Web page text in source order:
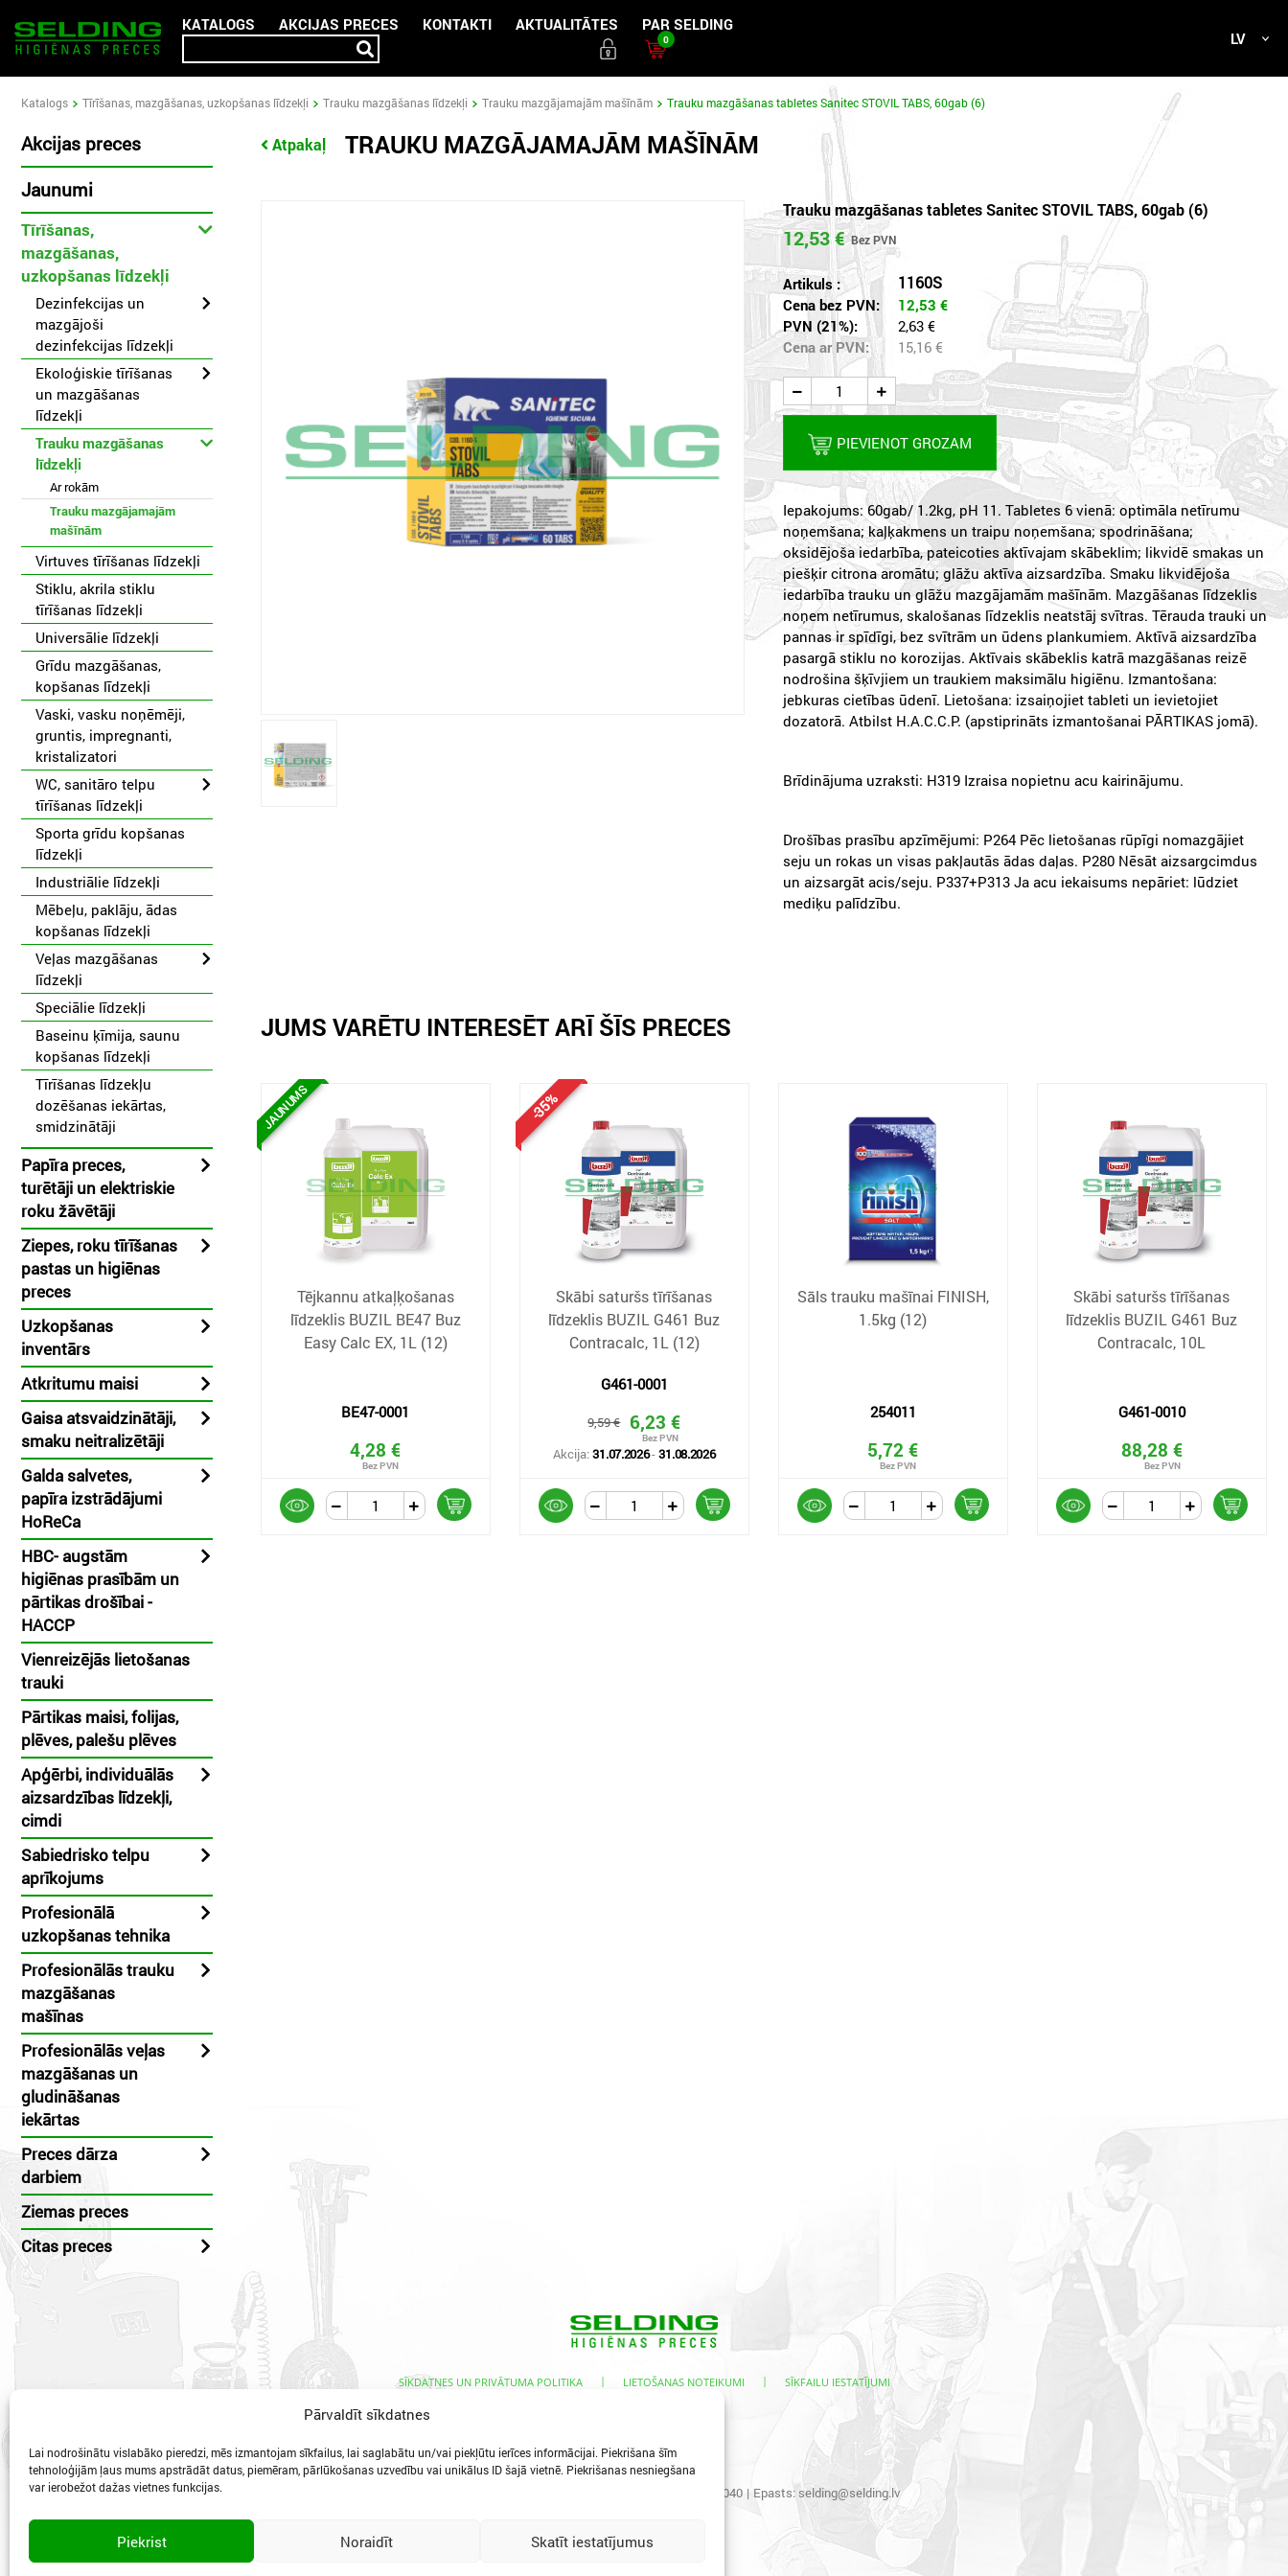
Pārvaldīt sīkdatnes
Lai nodrošinātu vislabāko pieredzi, mēs izmantojam sīkfailus, lai saglabātu un/vai piekļūtu ierīces informācijai. Piekrišana šīm
tehnoloģijām ļaus mums apstrādāt datus, piemēram, pārlūkošanas uzvedību vai unikālus ID šajā vietnē. Piekrišanas nesniegšana
var ierobežot dažas vietnes funkcijas.
Piekrist Noraidīt Skatīt iestatījumus
KATALOGS AKCIJAS PRECES KONTAKTI AKTUALITĀTES PAR SELDING
0 LV
Katalogs Tīrīšanas, mazgāšanas, uzkopšanas līdzekļi Trauku mazgāšanas līdzekļi Trauku mazgājamajām mašīnām Trauku mazgāšanas tabletes Sanitec STOVIL TABS, 60gab (6)
Akcijas preces
Jaunumi
Tīrīšanas,
mazgāšanas,
uzkopšanas līdzekļi
Dezinfekcijas un
mazgājoši
dezinfekcijas līdzekļi
Ekoloģiskie tīrīšanas
un mazgāšanas
līdzekļi
Trauku mazgāšanas
līdzekļi
Ar rokām
Trauku mazgājamajām
mašīnām
Virtuves tīrīšanas līdzekļi
Stiklu, akrila stiklu
tīrīšanas līdzekļi
Universālie līdzekļi
Grīdu mazgāšanas,
kopšanas līdzekļi
Vaski, vasku noņēmēji,
gruntis, impregnanti,
kristalizatori
WC, sanitāro telpu
tīrīšanas līdzekļi
Sporta grīdu kopšanas
līdzekļi
Industriālie līdzekļi
Mēbeļu, paklāju, ādas
kopšanas līdzekļi
Veļas mazgāšanas
līdzekļi
Speciālie līdzekļi
Baseinu ķīmija, saunu
kopšanas līdzekļi
Tīrīšanas līdzekļu
dozēšanas iekārtas,
smidzinātāji
Papīra preces,
turētāji un elektriskie
roku žāvētāji
Ziepes, roku tīrīšanas
pastas un higiēnas
preces
Uzkopšanas
inventārs
Atkritumu maisi
Gaisa atsvaidzinātāji,
smaku neitralizētāji
Galda salvetes,
papīra izstrādājumi
HoReCa
HBC- augstām
higiēnas prasībām un
pārtikas drošībai -
HACCP
Vienreizējās lietošanas
trauki
Pārtikas maisi, folijas,
plēves, palešu plēves
Apģērbi, individuālās
aizsardzības līdzekļi,
cimdi
Sabiedrisko telpu
aprīkojums
Profesionālā
uzkopšanas tehnika
Profesionālās trauku
mazgāšanas
mašīnas
Profesionālās veļas
mazgāšanas un
gludināšanas
iekārtas
Preces dārza
darbiem
Ziemas preces
Citas preces
Atpakaļ TRAUKU MAZGĀJAMAJĀM MAŠĪNĀM
Trauku mazgāšanas tabletes Sanitec STOVIL TABS, 60gab (6)
12,53 €
Artikuls : 1160S
Cena bez PVN: 12,53 €
PVN (21%):
2,63 €
Cena ar PVN:
15,16 €
PIEVIENOT GROZAM
Iepakojums: 60gab/ 1.2kg, pH 11. Tabletes 6 vienā: optimāla netīrumu
noņemšana; kaļķakmens un traipu noņemšana; spodrināšana;
oksidējoša iedarbība, pateicoties aktīvajam skābeklim; likvidē smakas un
piešķir citrona aromātu; glāžu aktīva aizsardzība. Smaku likvidējoša
iedarbība trauku un glāžu mazgājamām mašīnām. Mazgāšanas līdzeklis
noņem netīrumus, skalošanas līdzeklis neatstāj svītras. Tērauda trauki un
pannas ir spīdīgi, bez svītrām un ūdens plankumiem. Aktīvā aizsardzība
pasargā stiklu no korozijas. Aktīvais skābeklis katrā mazgāšanas reizē
nodrošina šķīvjiem un traukiem maksimālu higiēnu. Izmantošana:
jebkuras cietības ūdenī. Lietošana: izsaiņojiet tableti un ievietojiet
dozatorā. Atbilst H.A.C.C.P. (apstiprināts izmantošanai PĀRTIKAS jomā).
Brīdinājuma uzraksti: H319 Izraisa nopietnu acu kairinājumu.
Drošības prasību apzīmējumi: P264 Pēc lietošanas rūpīgi nomazgājiet
seju un rokas un visas pakļautās ādas daļas. P280 Nēsāt aizsargcimdus
un aizsargāt acis/seju. P337+P313 Ja acu iekaisums nepāriet: lūdziet
mediķu palīdzību.
JUMS VARĒTU INTERESĒT ARĪ ŠĪS PRECES
JAUNUMS
Tējkannu atkaļķošanas
līdzeklis BUZIL BE47 Buz
Easy Calc EX, 1L (12)
BE47-0001
4,28 €
-35%
Skābi saturšs tīrīšanas
līdzeklis BUZIL G461 Buz
Contracalc, 1L (12)
G461-0001
9,59 € 6,23 €
Akcija:31.07.2026-31.08.2026
Sāls trauku mašīnai FINISH,
1.5kg (12)
254011
5,72 €
Skābi saturšs tīrīšanas
līdzeklis BUZIL G461 Buz
Contracalc, 10L
G461-0010
88,28 €
SĪKDATNES UN PRIVĀTUMA POLITIKA | LIETOŠANAS NOTEIKUMI | SĪKFAILU IESTATĪJUMI
29400040 | Epasts: selding@selding.lv